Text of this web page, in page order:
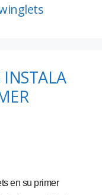
en su primer